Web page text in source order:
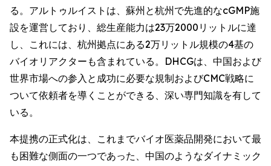
る。アルトゥルイストは、蘇州と杭州で先進的なcGMP施
設を運営しており、総生産能力は23万2000リットルに達
し、これには、杭州拠点にある2万リットル規模の4基の
バイオリアクターも含まれている。DHCGは、中国および
世界市場への参入と成功に必要な規制およびCMC戦略に
ついて依頼者を導くことができる、深い専門知識を有して
いる。
本提携の正式化は、これまでバイオ医薬品開発において最
も困難な側面の一つであった、中国のようなダイナミック